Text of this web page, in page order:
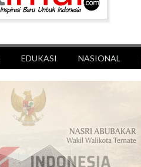
EDUKASI NASIONAL